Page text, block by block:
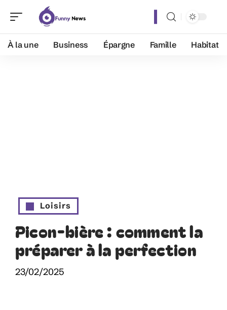
À la une Business Épargne Famille Habitat
Loisirs
Picon-bière : comment la
préparer à la perfection
23/02/2025